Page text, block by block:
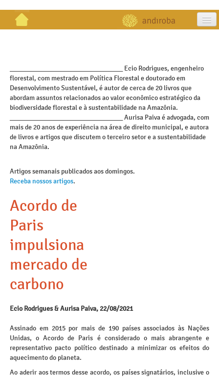
publicações
galeria
contato
_________________________________ Ecio Rodrigues, engenheiro
florestal, com mestrado em Política Florestal e doutorado em
Desenvolvimento Sustentável, é autor de cerca de 20 livros que
abordam assuntos relacionados ao valor econômico estratégico da
biodiversidade florestal e à sustentabilidade na Amazônia.
_________________________________ Aurisa Paiva é advogada, com
mais de 20 anos de experiência na área de direito municipal, e autora
de livros e artigos que discutem o terceiro setor e a sustentabilidade
na Amazônia.
Artigos semanais publicados aos domingos.
Receba nossos artigos.
Acordo de
Paris
impulsiona
mercado de
carbono
Ecio Rodrigues & Aurisa Paiva, 22/08/2021
Assinado em 2015 por mais de 190 países associados às Nações
Unidas, o Acordo de Paris é considerado o mais abrangente e
representativo pacto político destinado a minimizar os efeitos do
aquecimento do planeta.
Ao aderir aos termos desse acordo, os países signatários, inclusive o